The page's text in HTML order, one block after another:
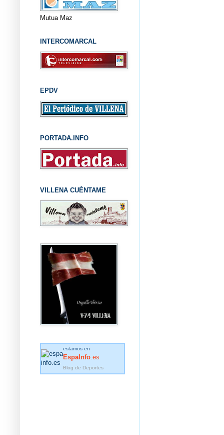
Mutua Maz
INTERCOMARCAL
EPDV
PORTADA.INFO
VILLENA CUÉNTAME
estamos en
EspaInfo .es
Blog de Deportes